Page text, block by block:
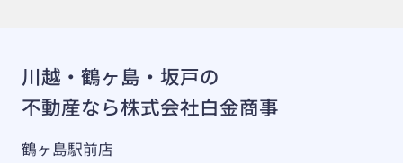
川越・鶴ヶ島・坂戸の
不動産なら株式会社白金商事
鶴ヶ島駅前店